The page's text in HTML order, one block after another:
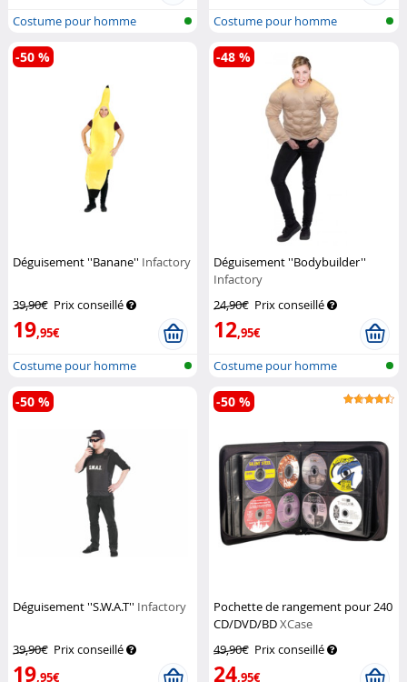
Costume pour homme
Costume pour homme
Déguisement ''Banane'' Infactory
39,90€ Prix conseillé
19,95€
-50 %
Costume pour homme
Déguisement ''Bodybuilder''
Infactory
24,90€ Prix conseillé
12,95€
-48 %
Costume pour homme
Déguisement ''S.W.A.T'' Infactory
39,90€ Prix conseillé
19,95€
-50 %
Pochette de rangement pour 240
CD/DVD/BDXCase
49,90€ Prix conseillé
24,95€
-50 %